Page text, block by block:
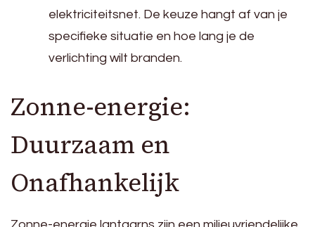
elektriciteitsnet. De keuze hangt af van je
specifieke situatie en hoe lang je de
verlichting wilt branden.
Zonne-energie:
Duurzaam en
Onafhankelijk